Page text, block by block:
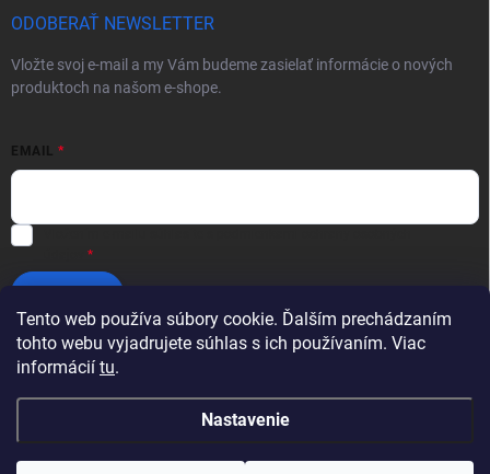
Tento web používa súbory cookie. Ďalším prechádzaním
tohto webu vyjadrujete súhlas s ich používaním. Viac
informácií tu.
Nastavenie
ODOBERAŤ NEWSLETTER
Vložte svoj e-mail a my Vám budeme zasielať informácie o nových
produktoch na našom e-shope.
EMAIL
Copyright 2026Profikotúče.sk. Všetky práva vyhradené.Upraviť nastavenie